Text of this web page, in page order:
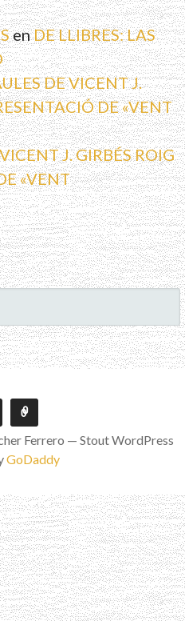
enDE LLIBRES: LAS
DE VICENT J.
DE «VENT
J. GIRBÉS ROIG
«VENT
Ferrero — Stout WordPress
GoDaddy